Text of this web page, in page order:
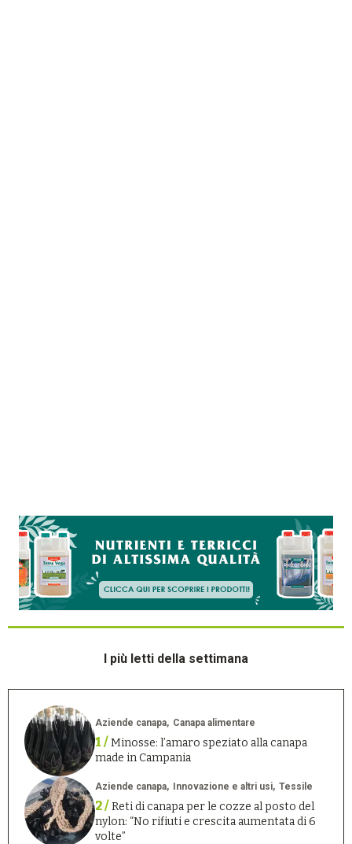
I più letti della settimana
Aziende canapa Canapa alimentare
1 /Minosse: l’amaro speziato alla canapa
made in Campania
Aziende canapa Innovazione e altri usi Tessile
2 /Reti di canapa per le cozze al posto del
nylon: “No rifiuti e crescita aumentata di 6
volte”